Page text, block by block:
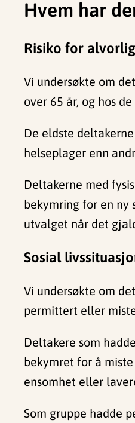
Hvem har
Risiko for
Vi undersøkte om
over 65 år, og hos
De eldste
helseplager enn
Deltakerne med
bekymring for en ny
utvalget når det
Sosial
Vi undersøkte om
permittert eller
Deltakere som
bekymret for å
ensomhet eller
Som gruppe hadde